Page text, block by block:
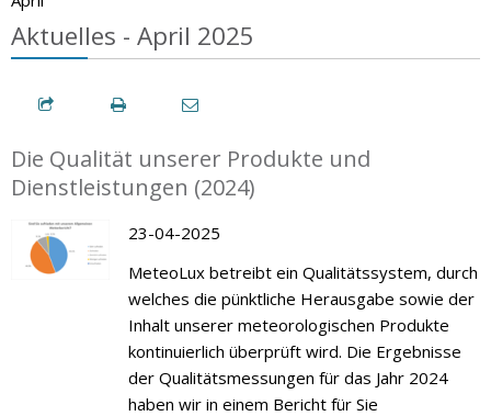
Aktuelles - April 2025
Die Qualität unserer Produkte und
Dienstleistungen (2024)
23-04-2025
MeteoLux betreibt ein Qualitätssystem, durch
welches die pünktliche Herausgabe sowie der
Inhalt unserer meteorologischen Produkte
kontinuierlich überprüft wird. Die Ergebnisse
der Qualitätsmessungen für das Jahr 2024
haben wir in einem Bericht für Sie